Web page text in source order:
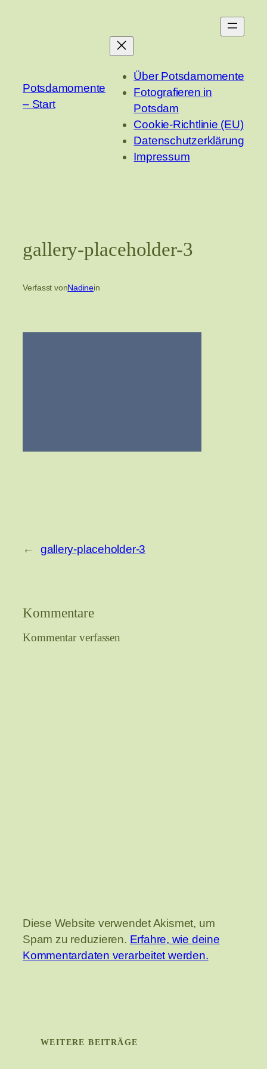
Potsdamomente
– Start
Über Potsdamomente
Fotografieren in
Potsdam
Cookie-Richtlinie (EU)
Datenschutzerklärung
Impressum
gallery-placeholder-3
Verfasst vonNadinein
← gallery-placeholder-3
Kommentare
Kommentar verfassen
Diese Website verwendet Akismet, um
Spam zu reduzieren. Erfahre, wie deine
Kommentardaten verarbeitet werden.
WEITERE BEITRÄGE